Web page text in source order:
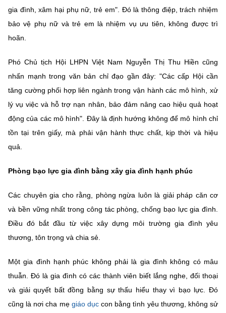
gia đình, xâm hại phụ nữ, trẻ em". Đó là thông điệp, trách nhiệm
bảo vệ phụ nữ và trẻ em là nhiệm vụ ưu tiên, không được trì
hoãn.
Phó Chủ tịch Hội LHPN Việt Nam Nguyễn Thị Thu Hiền cũng
nhấn mạnh trong văn bản chỉ đạo gần đây: "Các cấp Hội cần
tăng cường phối hợp liên ngành trong vận hành các mô hình, xử
lý vụ việc và hỗ trợ nạn nhân, bảo đảm nâng cao hiệu quả hoạt
động của các mô hình". Đây là định hướng không để mô hình chỉ
tồn tại trên giấy, mà phải vận hành thực chất, kịp thời và hiệu
quả.
Phòng bạo lực gia đình bằng xây gia đình hạnh phúc
Các chuyên gia cho rằng, phòng ngừa luôn là giải pháp căn cơ
và bền vững nhất trong công tác phòng, chống bạo lực gia đình.
Điều đó bắt đầu từ việc xây dựng môi trường gia đình yêu
thương, tôn trọng và chia sẻ.
Một gia đình hạnh phúc không phải là gia đình không có mâu
thuẫn. Đó là gia đình có các thành viên biết lắng nghe, đối thoại
và giải quyết bất đồng bằng sự thấu hiểu thay vì bạo lực. Đó
cũng là nơi cha mẹ giáo dụccon bằng tình yêu thương, không sử